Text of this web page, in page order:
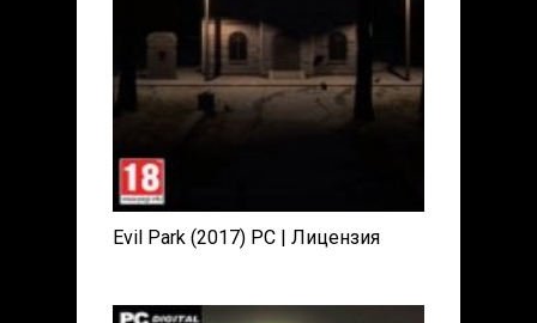
Evil Park (2017) PC | Лицензия